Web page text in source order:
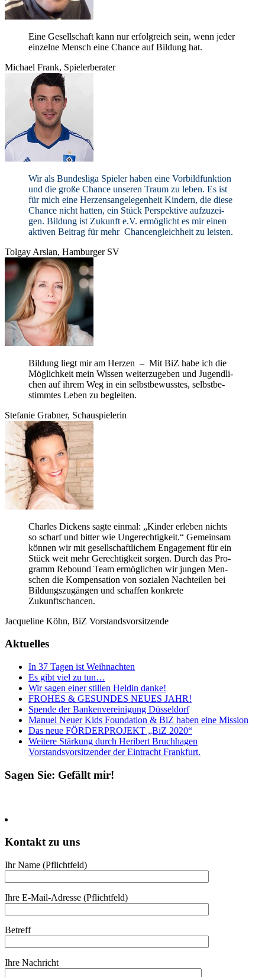
Eine Gesell­schaft kann nur erfolg­reich sein, wenn jeder
ein­zelne Mensch eine Chance auf Bil­dung hat.
Michael Frank, Spielerberater
Wir als Bun­des­liga Spie­ler haben eine Vor­bild­funk­tion
und die große Chance unse­ren Traum zu leben. Es ist
für mich eine Her­zens­an­ge­le­gen­heit Kin­dern, die diese
Chance nicht hat­ten, ein Stück Per­spek­tive auf­zu­zei­
gen. Bil­dung ist Zukunft e.V. ermög­licht es mir einen
akti­ven Bei­trag für mehr Chan­cen­gleich­heit zu leisten.
Tol­gay Ars­lan, Ham­bur­ger SV
Bil­dung liegt mir am Her­zen – Mit BiZ habe ich die
Mög­lich­keit mein Wis­sen wei­ter­zu­ge­ben und Jugend­li­
chen auf ihrem Weg in ein selbst­be­wuss­tes, selbst­be­
stimm­tes Leben zu begleiten.
Ste­fa­nie Grab­ner, Schauspielerin
Charles Dickens sagte ein­mal: „Kin­der erle­ben nichts
so scharf und bit­ter wie Unge­rech­tig­keit.“ Gemein­sam
kön­nen wir mit gesell­schaft­li­chem Enga­ge­ment für ein
Stück weit mehr Gerech­tig­keit sor­gen. Durch das Pro­
gramm Rebound Team ermög­li­chen wir jun­gen Men­
schen die Kom­pen­sa­tion von sozia­len Nach­tei­len bei
Bil­dungs­zu­gän­gen und schaf­fen kon­krete
Zukunftschancen.
Jac­que­line Köhn, BiZ Vorstandsvorsitzende
Aktuelles
In 37 Tagen ist Weihnachten
Es gibt viel zu tun…
Wir sagen einer stillen Heldin danke!
FROHES & GESUNDES NEUES JAHR!
Spende der Bankenvereinigung Düsseldorf
Manuel Neuer Kids Foundation & BiZ haben eine Mission
Das neue FÖRDERPROJEKT „BiZ 2020“
Weitere Stärkung durch Heribert Bruchhagen
Vorstandsvorsitzender der Eintracht Frankfurt.
Sagen Sie: Gefällt mir!
Kontakt zu uns
Ihr Name (Pflicht­feld)
Ihre E-Mail-Adresse (Pflicht­feld)
Betreff
Ihre Nach­richt